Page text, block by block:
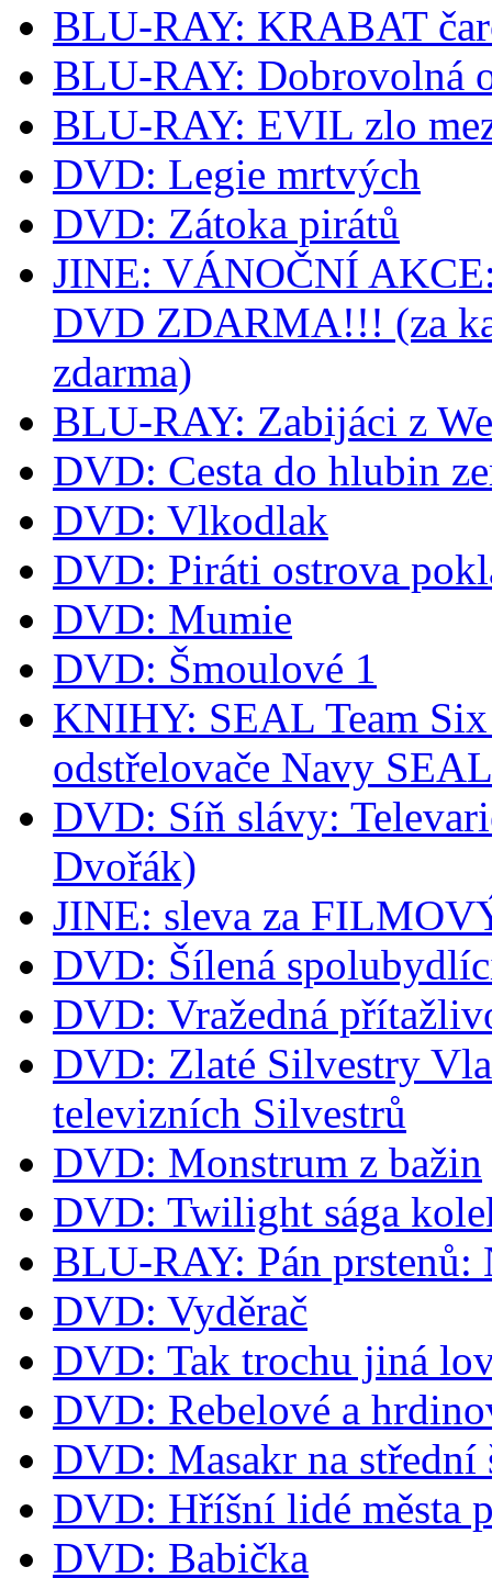
BLU-RAY: KRABAT
BLU-RAY: Dobrovolná
BLU-RAY: EVIL zlo
DVD: Legie mrtvých
DVD: Zátoka pirátů
JINE: VÁNOČNÍ
DVD ZDARMA!!! (za
zdarma)
BLU-RAY: Zabijáci z
DVD: Cesta do hlubin
DVD: Vlkodlak
DVD: Piráti ostrova
DVD: Mumie
DVD: Šmoulové 1
KNIHY: SEAL Team
odstřelovače Navy SEAL
DVD: Síň slávy:
Dvořák)
JINE: sleva za
DVD: Šílená
DVD: Vražedná
DVD: Zlaté Silvestry
televizních Silvestrů
DVD: Monstrum z bažin
DVD: Twilight sága
BLU-RAY: Pán prstenů:
DVD: Vyděrač
DVD: Tak trochu jiná
DVD: Rebelové a
DVD: Masakr na střední
DVD: Hříšní lidé města
DVD: Babička